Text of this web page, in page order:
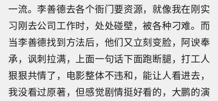
一流。李善德去各个衙门要资源，就像我在刚实
习刚去公司工作时，处处碰壁，被各种刁难。而
当李善德找到方法后，他们又立刻变脸，阿谀奉
承，讽刺拉满，上面一句话下面跑断腿，打工人
狠狠共情了，电影整体不违和，能让人看进去，
我没看过原著，但感觉剧情挺好看的，大鹏的演